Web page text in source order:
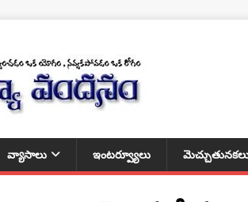
వ్యాసాలు ఇంటర్వ్యూలు